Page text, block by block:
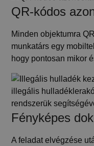
QR-kódos
Minden objektumra
munkatárs egy
hogy pontosan mikor
Fényképes
A feladat elvégzése